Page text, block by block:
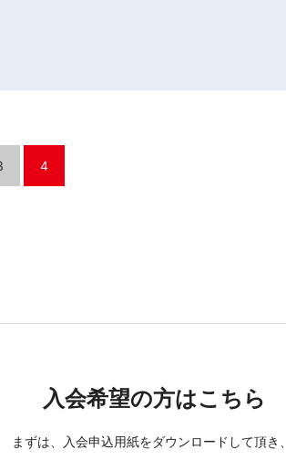
4
入会希望の方はこちら
まずは、入会申込用紙をダウンロードして頂き、